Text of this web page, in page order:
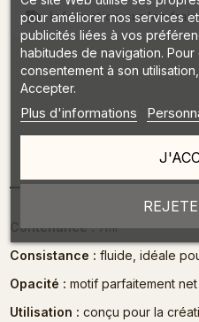
Information sur les
Contenance :7ml
Consistance : fluide, idéale
Opacité : motif parfaitement
Utilisation : conçu pour la
pour améliorer nos services
publicités liées à vos
habitudes de navigation.
consentement à son
Accepter.
Plus d'informations